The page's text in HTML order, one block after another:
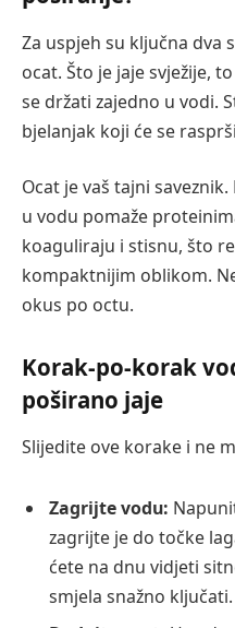
Za uspjeh su ključna dva
ocat. Što je jaje svježije,
se držati zajedno u vodi.
bjelanjak koji će se
Ocat je vaš tajni
u vodu pomaže
koaguliraju i stisnu, što
kompaktnijim oblikom.
okus po octu.
Korak-po-korak
poširano jaje
Slijedite ove korake i ne
Zagrijte vodu:
zagrijte je do točke
ćete na dnu vidjeti
smjela snažno ključati.